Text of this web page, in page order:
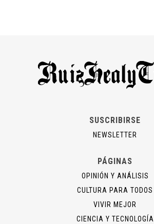
SUSCRIBIRSE
NEWSLETTER
PÁGINAS
OPINIÓN Y ANÁLISIS
CULTURA PARA TODOS
VIVIR MEJOR
CIENCIA Y TECNOLOGÍA